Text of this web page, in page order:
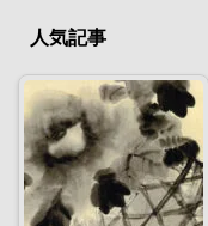
人気記事